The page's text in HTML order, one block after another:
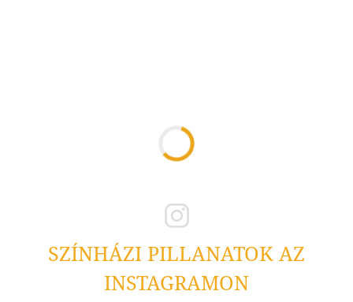
SZÍNHÁZI PILLANATOK AZ
INSTAGRAMON